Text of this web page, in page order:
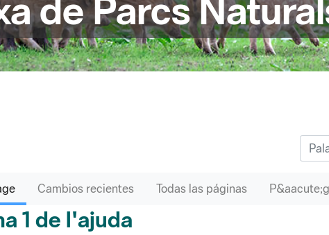
de Parcs
Cambios recientes Todas las páginas
1 de l'ajuda